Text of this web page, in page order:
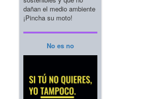
dañan el medio ambiente
¡Pincha su moto!
No es no